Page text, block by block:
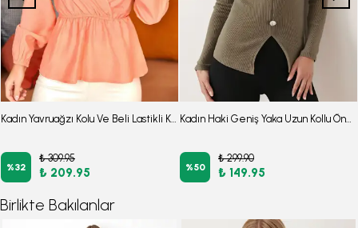
%32
₺ 309.95
₺ 209.95 %50
₺ 299.90
₺ 149.95
Birlikte Bakılanlar